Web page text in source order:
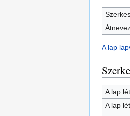
A lap
A lap
A lap